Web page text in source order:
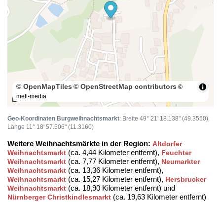
100 m
© OpenMapTiles © OpenStreetMap contributors ©
mett-media
Geo-Koordinaten Burgweihnachtsmarkt: Breite 49° 21' 18.138" (49.3550),
Länge 11° 18' 57.506" (11.3160)
Weitere Weihnachtsmärkte in der Region: Altdorfer
Weihnachtsmarkt (ca. 4,44 Kilometer entfernt), Feuchter
Weihnachtsmarkt (ca. 7,77 Kilometer entfernt), Neumarkter
Weihnachtsmarkt (ca. 13,36 Kilometer entfernt),
Weihnachtsmarkt (ca. 15,27 Kilometer entfernt), Hersbrucker
Weihnachtsmarkt (ca. 18,90 Kilometer entfernt) und
Nürnberger Christkindlesmarkt (ca. 19,63 Kilometer entfernt)